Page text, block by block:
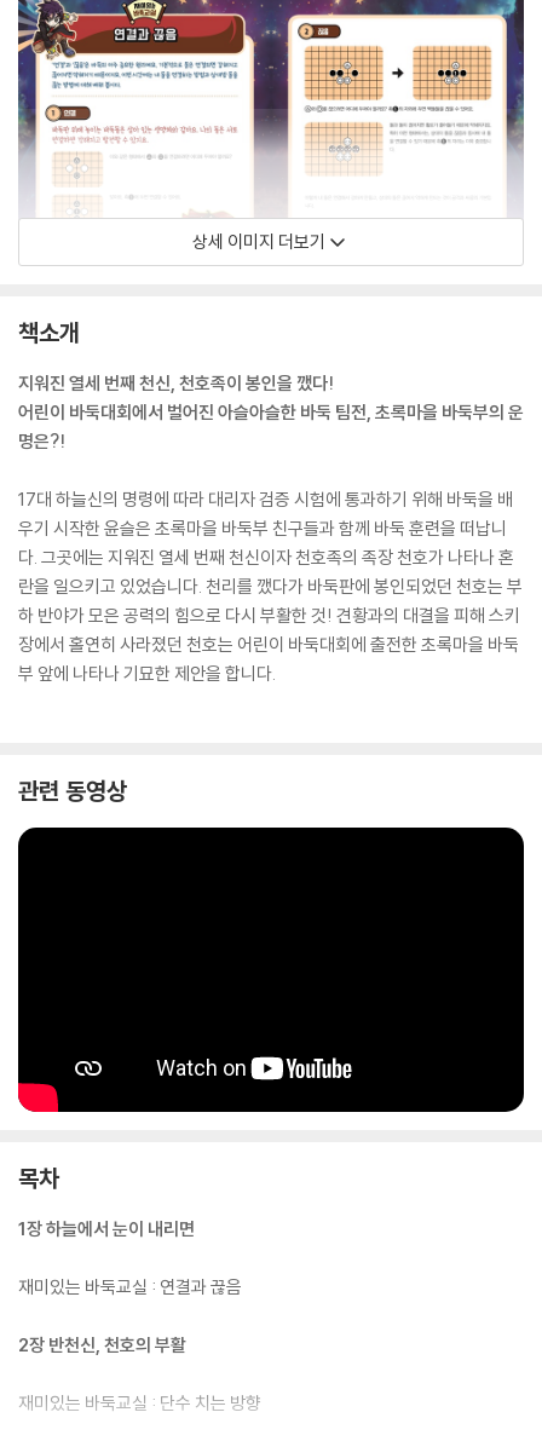
상세 이미지 더보기
책소개
지워진 열세 번째 천신, 천호족이 봉인을 깼다!
어린이 바둑대회에서 벌어진 아슬아슬한 바둑 팀전, 초록마을 바둑부의 운
명은?!
17대 하늘신의 명령에 따라 대리자 검증 시험에 통과하기 위해 바둑을 배
우기 시작한 윤슬은 초록마을 바둑부 친구들과 함께 바둑 훈련을 떠납니
다. 그곳에는 지워진 열세 번째 천신이자 천호족의 족장 천호가 나타나 혼
란을 일으키고 있었습니다. 천리를 깼다가 바둑판에 봉인되었던 천호는 부
하 반야가 모은 공력의 힘으로 다시 부활한 것! 견황과의 대결을 피해 스키
장에서 홀연히 사라졌던 천호는 어린이 바둑대회에 출전한 초록마을 바둑
부 앞에 나타나 기묘한 제안을 합니다.
관련 동영상
목차
1장 하늘에서 눈이 내리면
재미있는 바둑교실 : 연결과 끊음
2장 반천신, 천호의 부활
재미있는 바둑교실 : 단수 치는 방향